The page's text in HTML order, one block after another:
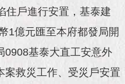
住戶進行安置，基泰建
1億元匯至本府都發局開
0908基泰大直工安意外
案救災工作、受災戶安置